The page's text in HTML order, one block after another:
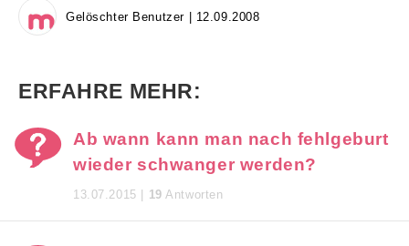
Gelöschter Benutzer | 12.09.2008
ERFAHRE MEHR:
Ab wann kann man nach fehlgeburt
wieder schwanger werden?
13.07.2015 | 19 Antworten